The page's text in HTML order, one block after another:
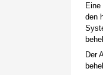
den
Der